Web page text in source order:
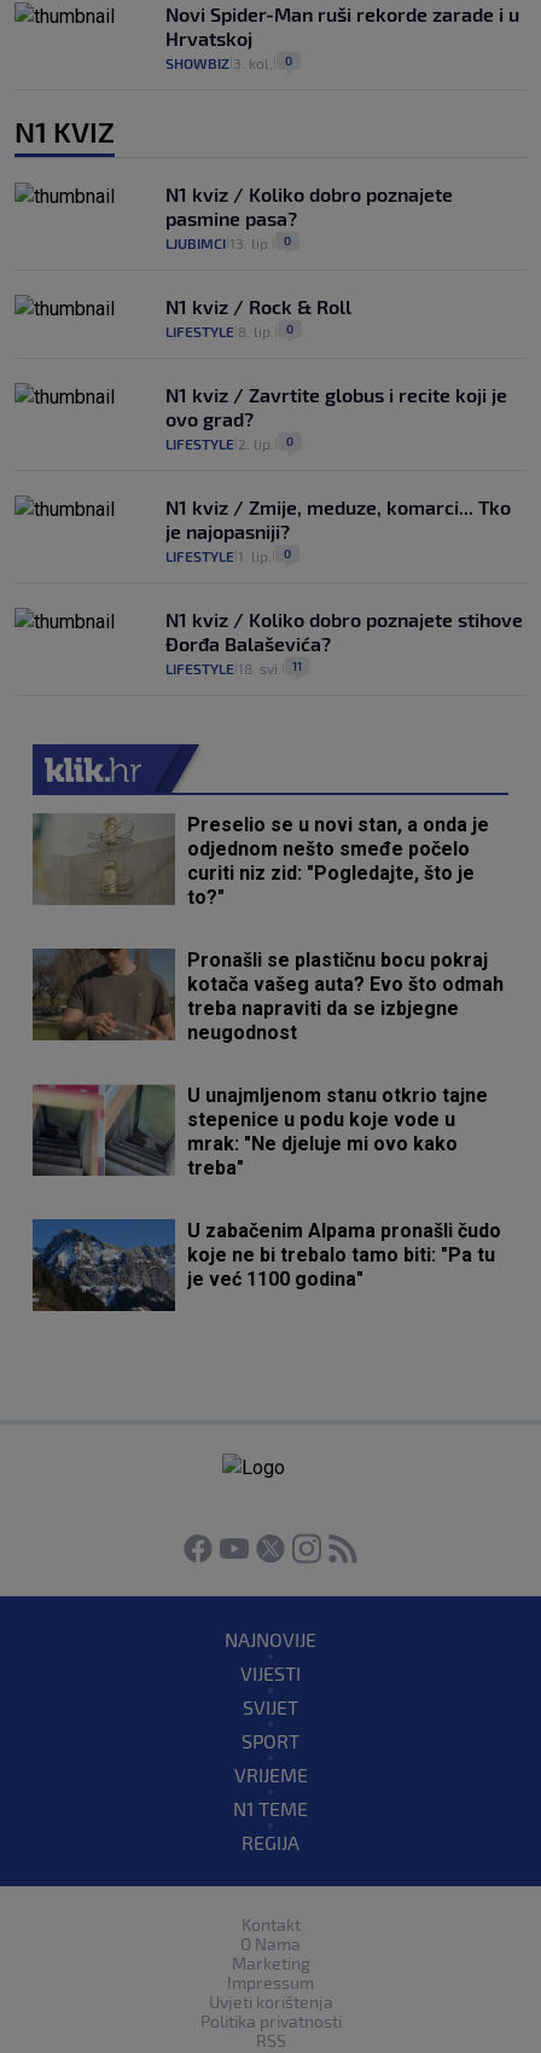
Novi Spider-Man ruši rekorde zarade i u
Hrvatskoj
SHOWBIZ 3. kol. 0
N1 KVIZ
N1 kviz / Koliko dobro poznajete
pasmine pasa?
LJUBIMCI 13. lip. 0
N1 kviz / Rock & Roll
LIFESTYLE 8. lip. 0
N1 kviz / Zavrtite globus i recite koji je
ovo grad?
LIFESTYLE 2. lip. 0
N1 kviz / Zmije, meduze, komarci... Tko
je najopasniji?
LIFESTYLE 1. lip. 0
N1 kviz / Koliko dobro poznajete stihove
Đorđa Balaševića?
LIFESTYLE 18. svi. 11
Preselio se u novi stan, a onda je
odjednom nešto smeđe počelo
curiti niz zid: "Pogledajte, što je
to?"
Pronašli se plastičnu bocu pokraj
kotača vašeg auta? Evo što odmah
treba napraviti da se izbjegne
neugodnost
U unajmljenom stanu otkrio tajne
stepenice u podu koje vode u
mrak: "Ne djeluje mi ovo kako
treba"
U zabačenim Alpama pronašli čudo
koje ne bi trebalo tamo biti: "Pa tu
je već 1100 godina"
NAJNOVIJE
VIJESTI
SVIJET
SPORT
VRIJEME
N1 TEME
REGIJA
Kontakt
O Nama
Marketing
Impressum
Uvjeti korištenja
Politika privatnosti
RSS